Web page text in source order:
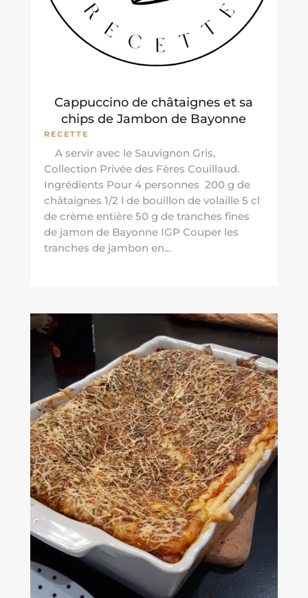
Cappuccino de châtaignes et sa
chips de Jambon de Bayonne
RECETTE
A servir avec le Sauvignon Gris,
Collection Privée des Fères Couillaud.
Ingrédients Pour 4 personnes 200 g de
châtaignes 1/2 l de bouillon de volaille 5 cl
de crème entière 50 g de tranches fines
de jamon de Bayonne IGP Couper les
tranches de jambon en...